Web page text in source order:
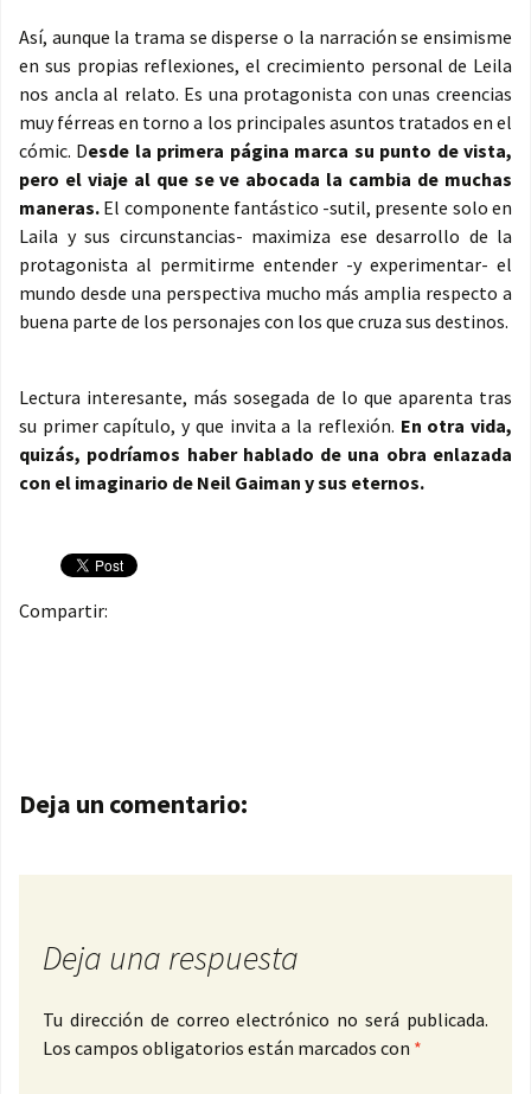
Así, aunque la trama se disperse o la narración se ensimisme
en sus propias reflexiones, el crecimiento personal de Leila
nos ancla al relato. Es una protagonista con unas creencias
muy férreas en torno a los principales asuntos tratados en el
cómic. Desde la primera página marca su punto de vista,
pero el viaje al que se ve abocada la cambia de muchas
maneras. El componente fantástico -sutil, presente solo en
Laila y sus circunstancias- maximiza ese desarrollo de la
protagonista al permitirme entender -y experimentar- el
mundo desde una perspectiva mucho más amplia respecto a
buena parte de los personajes con los que cruza sus destinos.
Lectura interesante, más sosegada de lo que aparenta tras
su primer capítulo, y que invita a la reflexión. En otra vida,
quizás, podríamos haber hablado de una obra enlazada
con el imaginario de Neil Gaiman y sus eternos.
Compartir:
Navegación de entradas
Deja un comentario:
Deja una respuesta
Tu dirección de correo electrónico no será publicada.
Los campos obligatorios están marcados con *